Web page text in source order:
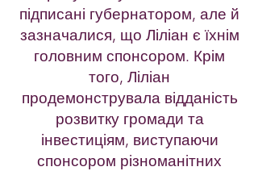
підписані губернатором, але й
зазначалися, що Ліліан є їхнім
головним спонсором. Крім
того, Ліліан
продемонструвала відданість
розвитку громади та
інвестиціям, виступаючи
спонсором різноманітних